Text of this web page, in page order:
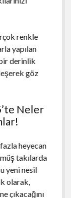
renkle
yapılan
derinlik
göz
Neler
heyecan
takılarda
yeni nesil
olarak,
çıkacağını